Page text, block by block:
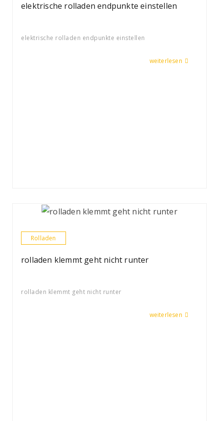
elektrische rolladen endpunkte einstellen
elektrische rolladen endpunkte einstellen
weiterlesen
Rolladen
rolladen klemmt geht nicht runter
rolladen klemmt geht nicht runter
weiterlesen